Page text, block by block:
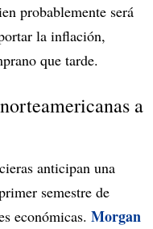
probablemente será
la inflación,
que tarde.
a
anticipan una
semestre de
económicas. Morgan